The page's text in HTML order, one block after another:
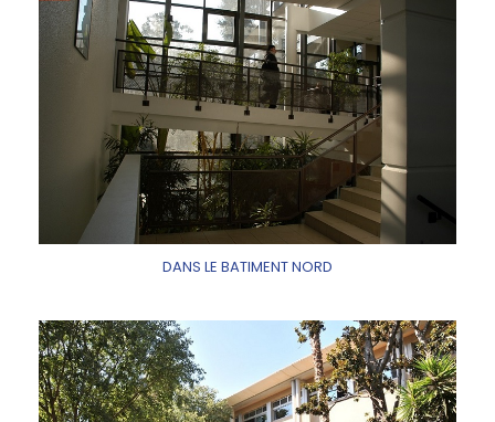
DANS LE BATIMENT NORD